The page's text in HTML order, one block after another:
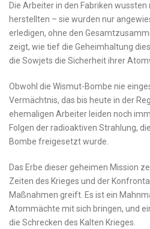
Die Arbeiter in den Fabriken
herstellten – sie wurden nur
erledigen, ohne den
zeigt, wie tief die Geheimhaltung
die Sowjets die Sicherheit‍ ihrer
Obwohl die Wismut-Bombe nie
Vermächtnis, das⁢ bis heute in der
ehemaligen ⁢Arbeiter leiden noch
Folgen⁣ der ‌radioaktiven Strahlung,
Bombe freigesetzt wurde.
Das Erbe ‌dieser geheimen Mission
Zeiten des Krieges und der
Maßnahmen greift. Es ist ein
Atommächte mit sich bringen, und
die Schrecken des Kalten Krieges.